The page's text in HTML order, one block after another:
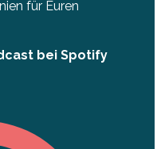
für Euren
bei Spotify